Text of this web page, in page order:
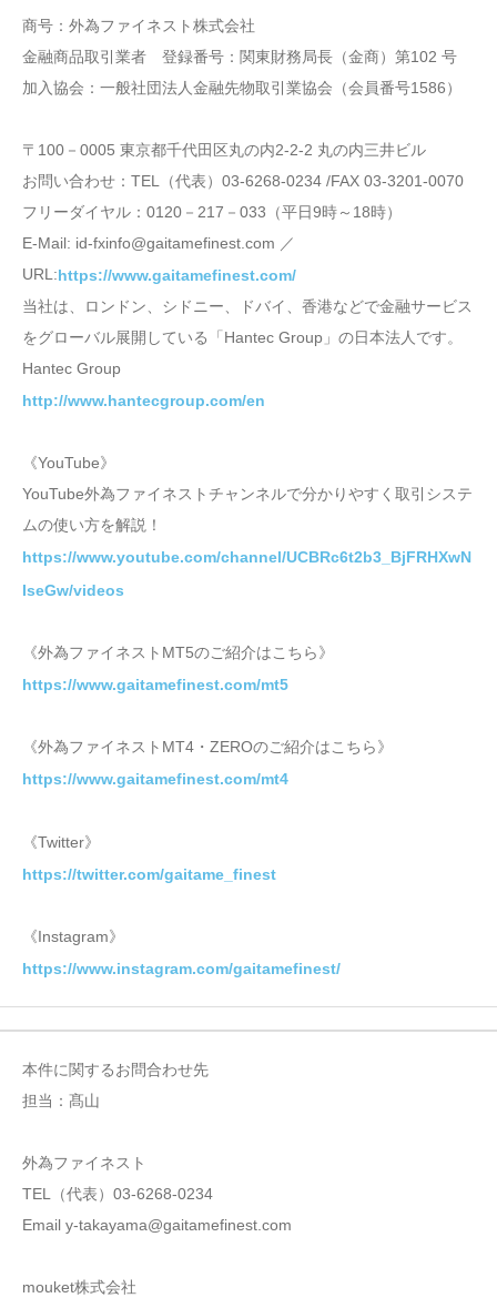
商号：外為ファイネスト株式会社
金融商品取引業者 登録番号：関東財務局長（金商）第102 号
加入協会：一般社団法人金融先物取引業協会（会員番号1586）
〒100－0005 東京都千代田区丸の内2-2-2 丸の内三井ビル
お問い合わせ：TEL（代表）03-6268-0234 /FAX 03-3201-0070
フリーダイヤル：0120－217－033（平日9時～18時）
E-Mail: id-fxinfo@gaitamefinest.com ／
URL:https://www.gaitamefinest.com/
当社は、ロンドン、シドニー、ドバイ、香港などで金融サービス
をグローバル展開している「Hantec Group」の日本法人です。
Hantec Group
http://www.hantecgroup.com/en
《YouTube》
YouTube外為ファイネストチャンネルで分かりやすく取引システ
ムの使い方を解説！
https://www.youtube.com/channel/UCBRc6t2b3_BjFRHXwN
IseGw/videos
《外為ファイネストMT5のご紹介はこちら》
https://www.gaitamefinest.com/mt5
《外為ファイネストMT4・ZEROのご紹介はこちら》
https://www.gaitamefinest.com/mt4
《Twitter》
https://twitter.com/gaitame_finest
《Instagram》
https://www.instagram.com/gaitamefinest/
本件に関するお問合わせ先
担当：髙山
外為ファイネスト
TEL（代表）03-6268-0234
Email y-takayama@gaitamefinest.com
mouket株式会社